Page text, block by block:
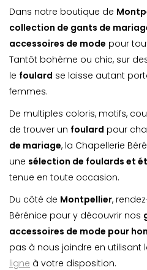
Dans notre boutique de
collection de gants de
accessoires de mode pour
Tantôt bohème ou chic, sur
le foulard se laisse autant
femmes.
De multiples coloris, motifs,
de trouver un foulard pour
de mariage, la Chapellerie
une sélection de foulards et
tenue en toute occasion.
Du côté de Montpellier,
Bérénice pour y découvrir nos
accessoires de mode pour
pas à nous joindre en utilisant
ligne à votre disposition.